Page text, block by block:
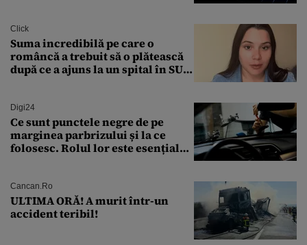
Click
Suma incredibilă pe care o
româncă a trebuit să o plătească
după ce a ajuns la un spital în SUA:
Digi24
Ce sunt punctele negre de pe
marginea parbrizului și la ce
folosesc. Rolul lor este esențial
Cancan.ro
ULTIMA ORĂ! A murit într-un
accident teribil!